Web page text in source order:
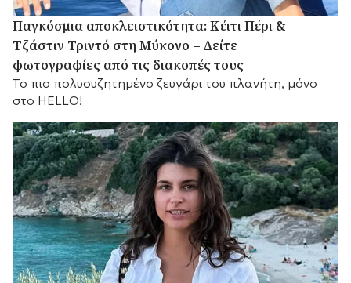
Παγκόσμια αποκλειστικότητα: Κέιτι Πέρι &
Τζάστιν Τριντό στη Μύκονο – Δείτε
φωτογραφίες από τις διακοπές τους
Το πιο πολυσυζητημένο ζευγάρι του πλανήτη, μόνο
στο HELLO!